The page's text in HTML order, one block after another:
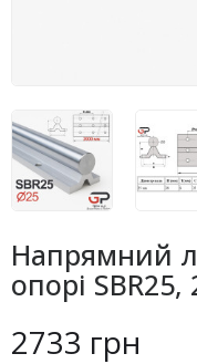
Напрямний
опорі
2733 грн